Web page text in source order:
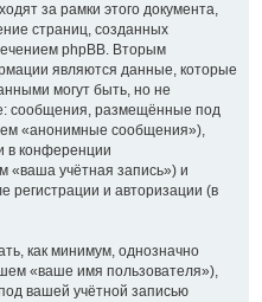
за рамки этого документа,
страниц, созданных
phpBB. Вторым
являются данные, которые
могут быть, но не
сообщения, размещённые под
«анонимные сообщения»),
в конференции
«ваша учётная запись») и
регистрации и авторизации (в
как минимум, однозначно
«ваше имя пользователя»),
вашей учётной записью